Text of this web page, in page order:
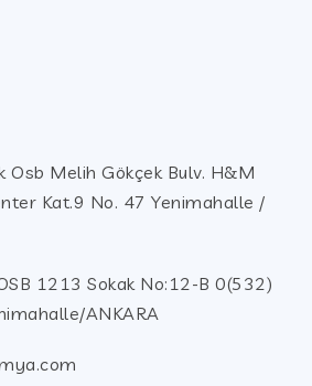
Osb Melih Gökçek Bulv. H&M
Kat.9 No. 47 Yenimahalle /
1213 Sokak No:12-B 0(532)
ANKARA